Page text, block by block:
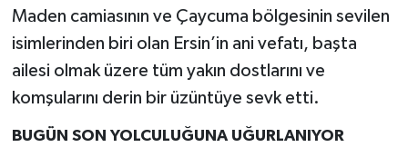
Maden camiasının ve Çaycuma bölgesinin sevilen
isimlerinden biri olan Ersin’in ani vefatı, başta
ailesi olmak üzere tüm yakın dostlarını ve
komşularını derin bir üzüntüye sevk etti.
BUGÜN SON YOLCULUĞUNA UĞURLANIYOR